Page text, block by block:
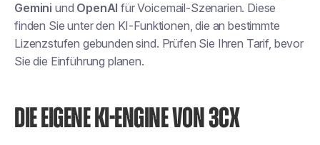
Gemini und OpenAI für Voicemail-Szenarien. Diese
finden Sie unter den KI-Funktionen, die an bestimmte
Lizenzstufen gebunden sind. Prüfen Sie Ihren Tarif, bevor
Sie die Einführung planen.
DIE EIGENE KI-ENGINE VON 3CX